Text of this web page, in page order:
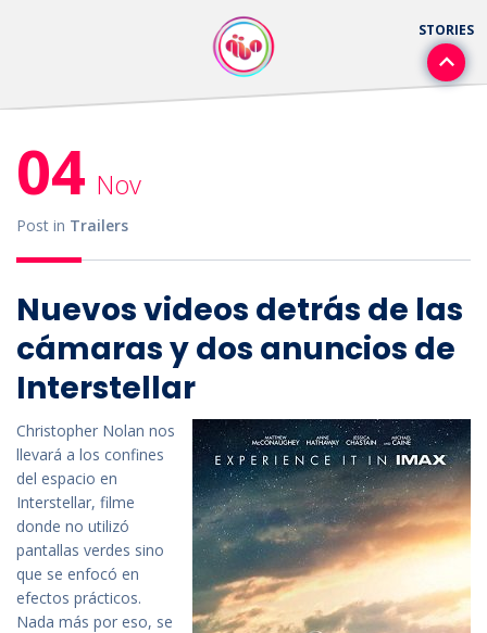
04 Nov
Post in Trailers
Nuevos videos detrás de las
cámaras y dos anuncios de
Interstellar
Christopher Nolan nos
llevará a los confines
del espacio en
Interstellar, filme
donde no utilizó
pantallas verdes sino
que se enfocó en
efectos prácticos.
Nada más por eso, se